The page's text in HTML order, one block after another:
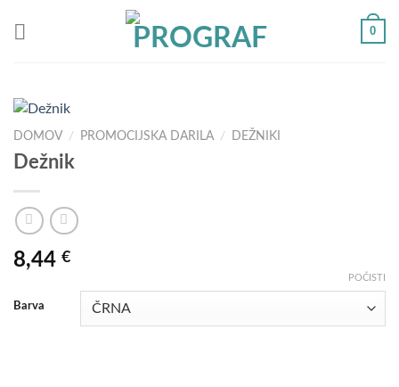
0
DOMOV / PROMOCIJSKA DARILA / DEŽNIKI
Dežnik
8,44 €
Barva
POČISTI